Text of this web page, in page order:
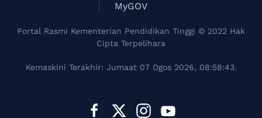
MyGOV
Portal Rasmi Kementerian Pendidikan Tinggi © 2022 Hak
Cipta Terpelihara
Kemaskini Terakhir: Jumaat 07 Ogos 2026, 08:58:43.